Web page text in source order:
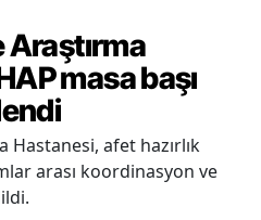
Araştırma
masa başı
Hastanesi, afet hazırlık
arası koordinasyon ve